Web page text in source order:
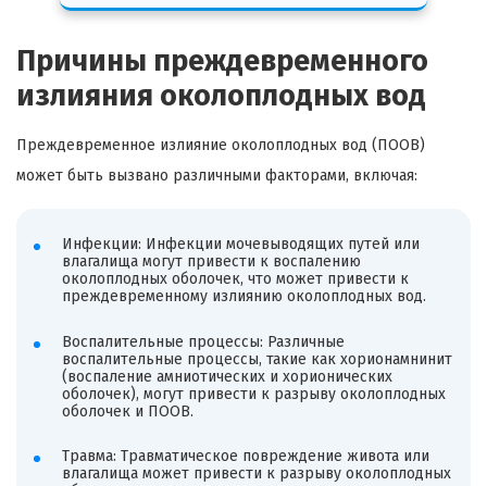
Причины преждевременного
излияния околоплодных вод
Преждевременное излияние околоплодных вод (ПООВ)
может быть вызвано различными факторами, включая:
Инфекции: Инфекции мочевыводящих путей или
влагалища могут привести к воспалению
околоплодных оболочек, что может привести к
преждевременному излиянию околоплодных вод.
Воспалительные процессы: Различные
воспалительные процессы, такие как хорионамнинит
(воспаление амниотических и хорионических
оболочек), могут привести к разрыву околоплодных
оболочек и ПООВ.
Травма: Травматическое повреждение живота или
влагалища может привести к разрыву околоплодных